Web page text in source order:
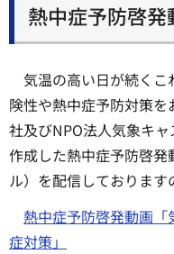
熱中症予防啓
気温の高い日が続く
険性や熱中症予防対策
社及びNPO法人気象キ
作成した熱中症予防啓
ル）を配信しております
熱中症予防啓発動画
症対策」